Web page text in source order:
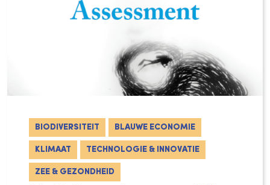
BIODIVERSITEIT BLAUWE ECONOMIE
KLIMAAT TECHNOLOGIE & INNOVATIE
ZEE & GEZONDHEID